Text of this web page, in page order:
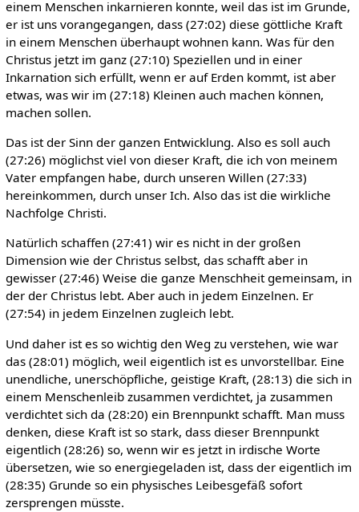
einem Menschen inkarnieren konnte, weil das ist im Grunde,
er ist uns vorangegangen, dass (27:02) diese göttliche Kraft
in einem Menschen überhaupt wohnen kann. Was für den
Christus jetzt im ganz (27:10) Speziellen und in einer
Inkarnation sich erfüllt, wenn er auf Erden kommt, ist aber
etwas, was wir im (27:18) Kleinen auch machen können,
machen sollen.
Das ist der Sinn der ganzen Entwicklung. Also es soll auch
(27:26) möglichst viel von dieser Kraft, die ich von meinem
Vater empfangen habe, durch unseren Willen (27:33)
hereinkommen, durch unser Ich. Also das ist die wirkliche
Nachfolge Christi.
Natürlich schaffen (27:41) wir es nicht in der großen
Dimension wie der Christus selbst, das schafft aber in
gewisser (27:46) Weise die ganze Menschheit gemeinsam, in
der der Christus lebt. Aber auch in jedem Einzelnen. Er
(27:54) in jedem Einzelnen zugleich lebt.
Und daher ist es so wichtig den Weg zu verstehen, wie war
das (28:01) möglich, weil eigentlich ist es unvorstellbar. Eine
unendliche, unerschöpfliche, geistige Kraft, (28:13) die sich in
einem Menschenleib zusammen verdichtet, ja zusammen
verdichtet sich da (28:20) ein Brennpunkt schafft. Man muss
denken, diese Kraft ist so stark, dass dieser Brennpunkt
eigentlich (28:26) so, wenn wir es jetzt in irdische Worte
übersetzen, wie so energiegeladen ist, dass der eigentlich im
(28:35) Grunde so ein physisches Leibesgefäß sofort
zersprengen müsste.